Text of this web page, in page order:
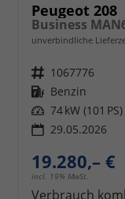
Peugeot 208
unverbindliche
Fahrzeugnr. 1067776
Kraftstoff Benzin
Leistung 74 kW (101 PS)
29.05.2026
19.280,– €
incl. 19% MwSt.
Verbrauch